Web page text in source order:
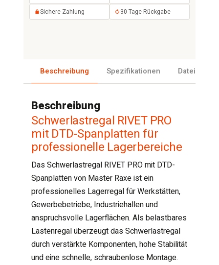
Sichere Zahlung
30 Tage Rückgabe
Beschreibung Spezifikationen Dateien
Beschreibung
Schwerlastregal RIVET PRO
mit DTD-Spanplatten für
professionelle Lagerbereiche
Das Schwerlastregal RIVET PRO mit DTD-
Spanplatten von Master Raxe ist ein
professionelles Lagerregal für Werkstätten,
Gewerbebetriebe, Industriehallen und
anspruchsvolle Lagerflächen. Als belastbares
Lastenregal überzeugt das Schwerlastregal
durch verstärkte Komponenten, hohe Stabilität
und eine schnelle, schraubenlose Montage.